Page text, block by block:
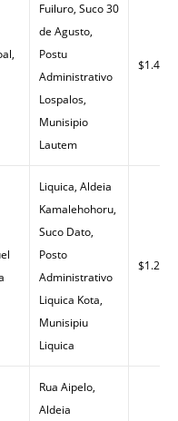
Fuiluro, Suco 30
de Agusto,
Postu
Administrativo
Lospalos,
Munisipio
Lautem
$1.40
Liquica, Aldeia
Kamalehohoru,
Suco Dato,
Posto
Administrativo
Liquica Kota,
Munisipiu
Liquica
$1.27
Rua Aipelo,
Aldeia